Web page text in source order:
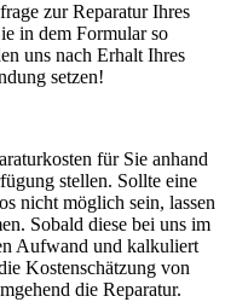
zur Reparatur Ihres
in dem Formular so
uns nach Erhalt Ihres
setzen!
für Sie anhand
stellen. Sollte eine
nicht möglich sein, lassen
Sobald diese bei uns im
Aufwand und kalkuliert
Kostenschätzung von
die Reparatur.